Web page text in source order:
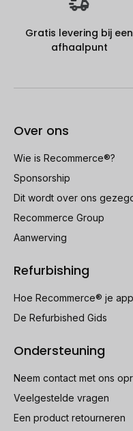
Gratis levering bij een
afhaalpunt
Over ons
Wie is Recommerce®?
Sponsorship
Dit wordt over ons
Recommerce Group
Aanwerving
Refurbishing
Hoe Recommerce® je
De Refurbished Gids
Ondersteuning
Neem contact met ons opr
Veelgestelde vragen
Een product retourneren